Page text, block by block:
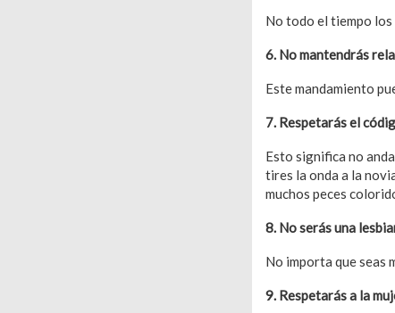
No todo el tiempo los
6. No mantendrás
Este mandamiento
7. Respetarás el
Esto significa no
tires la onda a la
muchos peces
8. No serás una
No importa que seas
9. Respetarás a la